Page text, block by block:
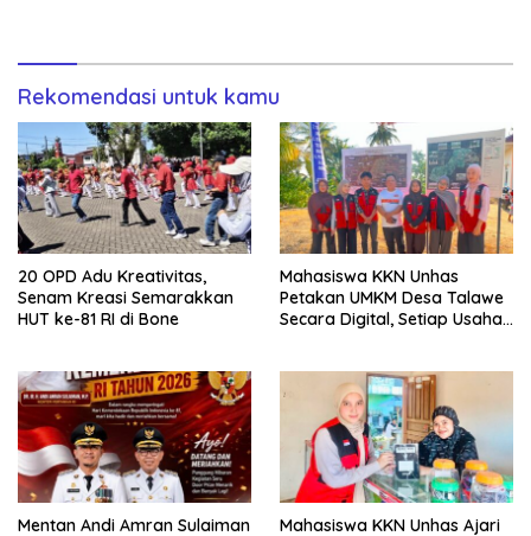
Rekomendasi untuk kamu
20 OPD Adu Kreativitas,
Senam Kreasi Semarakkan
HUT ke-81 RI di Bone
Mahasiswa KKN Unhas
Petakan UMKM Desa Talawe
Secara Digital, Setiap Usaha
Mentan Andi Amran Sulaiman
Mahasiswa KKN Unhas Ajari